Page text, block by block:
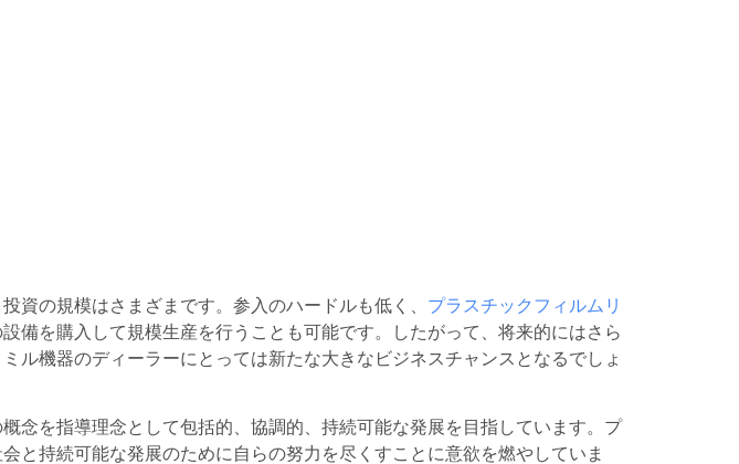
の規模はさまざまです。参入のハードルも低く、 プラスチックフィルムリ
備を購入して規模生産を行うことも可能です。したがって、将来的にはさら
ル機器のディーラーにとっては新たな大きなビジネスチャンスとなるでしょ
念を指導理念として包括的、協調的、持続可能な発展を目指しています。プ
と持続可能な発展のために自らの努力を尽くすことに意欲を燃やしていま